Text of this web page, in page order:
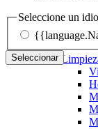
Seleccione un
Seleccionar